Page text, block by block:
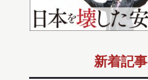
新着記事